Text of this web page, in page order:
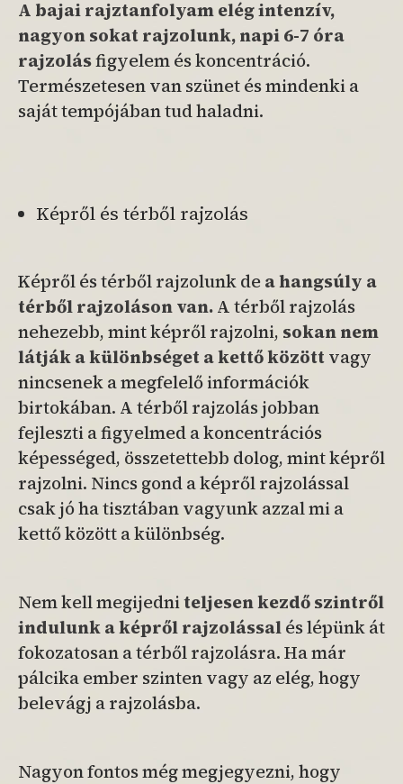
A bajai rajztanfolyam elég intenzív,
nagyon sokat rajzolunk, napi 6-7 óra
rajzolásfigyelem és koncentráció.
Természetesen van szünet és mindenki a
saját tempójában tud haladni.
Képről és térből rajzolás
Képről és térből rajzolunk dea hangsúly a
térből rajzoláson van.A térből rajzolás
nehezebb, mint képről rajzolni, sokan nem
látják a különbséget a kettő közöttvagy
nincsenek a megfelelő információk
birtokában. A térből rajzolás jobban
fejleszti a figyelmed a koncentrációs
képességed, összetettebb dolog, mint képről
rajzolni. Nincs gond a képről rajzolással
csak jó ha tisztában vagyunk azzal mi a
kettő között a különbség.
Nem kell megijedniteljesen kezdőszintről
indulunk a képről rajzolássalés lépünk át
fokozatosan a térből rajzolásra. Ha már
pálcika ember szinten vagy az elég, hogy
belevágj a rajzolásba.
Nagyon fontos még megjegyezni, hogy